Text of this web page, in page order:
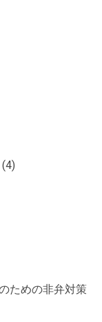
(4)
ための非弁対策